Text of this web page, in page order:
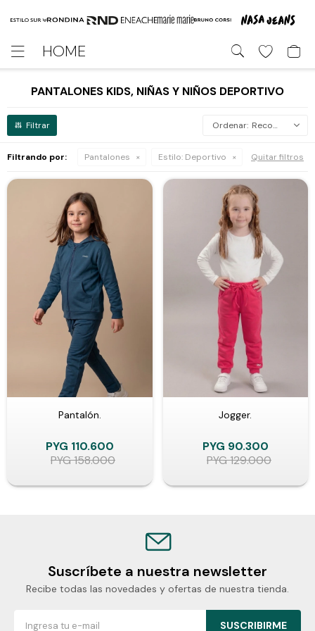
HOME

PANTALONES KIDS, NIÑAS Y NIÑOS DEPORTIVO
Recomendados
Filtrando por: Pantalones Estilo: Deportivo Quitar filtros
Pantalón.
PYG 110.600
PYG158.000
Jogger.
PYG 90.300
PYG129.000
Suscríbete a nuestra newsletter
Recibe todas las novedades y ofertas de nuestra tienda.
SUSCRIBIRME